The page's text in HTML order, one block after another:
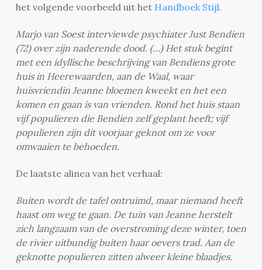
het volgende voorbeeld uit het Handboek Stijl.
Marjo van Soest interviewde psychiater Just Bendien
(72) over zijn naderende dood. (…) Het stuk begint
met een idyllische beschrijving van Bendiens grote
huis in Heerewaarden, aan de Waal, waar
huisvriendin Jeanne bloemen kweekt en het een
komen en gaan is van vrienden. Rond het huis staan
vijf populieren die Bendien zelf geplant heeft; vijf
populieren zijn dit voorjaar geknot om ze voor
omwaaien te behoeden.
De laatste alinea van het verhaal:
Buiten wordt de tafel ontruimd, maar niemand heeft
haast om weg te gaan. De tuin van Jeanne herstelt
zich langzaam van de overstroming deze winter, toen
de rivier uitbundig buiten haar oevers trad. Aan de
geknotte populieren zitten alweer kleine blaadjes.